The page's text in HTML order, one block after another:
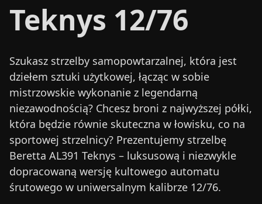
Teknys 12/76
Szukasz strzelby samopowtarzalnej, która jest
dziełem sztuki użytkowej, łącząc w sobie
mistrzowskie wykonanie z legendarną
niezawodnością? Chcesz broni z najwyższej półki,
która będzie równie skuteczna w łowisku, co na
sportowej strzelnicy? Prezentujemy strzelbę
Beretta AL391 Teknys – luksusową i niezwykle
dopracowaną wersję kultowego automatu
śrutowego w uniwersalnym kalibrze 12/76.